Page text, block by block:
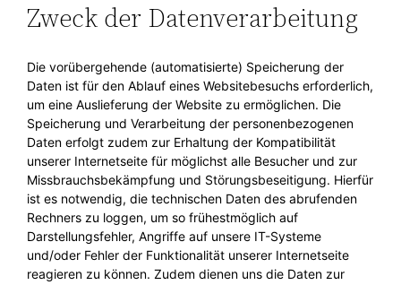
Zweck der Datenverarbeitung
Die vorübergehende (automatisierte) Speicherung der
Daten ist für den Ablauf eines Websitebesuchs erforderlich,
um eine Auslieferung der Website zu ermöglichen. Die
Speicherung und Verarbeitung der personenbezogenen
Daten erfolgt zudem zur Erhaltung der Kompatibilität
unserer Internetseite für möglichst alle Besucher und zur
Missbrauchsbekämpfung und Störungsbeseitigung. Hierfür
ist es notwendig, die technischen Daten des abrufenden
Rechners zu loggen, um so frühestmöglich auf
Darstellungsfehler, Angriffe auf unsere IT-Systeme
und/oder Fehler der Funktionalität unserer Internetseite
reagieren zu können. Zudem dienen uns die Daten zur